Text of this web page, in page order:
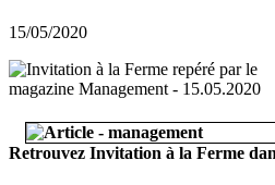
15/05/2020
Retrouvez Invitation à la Ferme